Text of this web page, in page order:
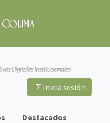
Inicia sesión
Destacados